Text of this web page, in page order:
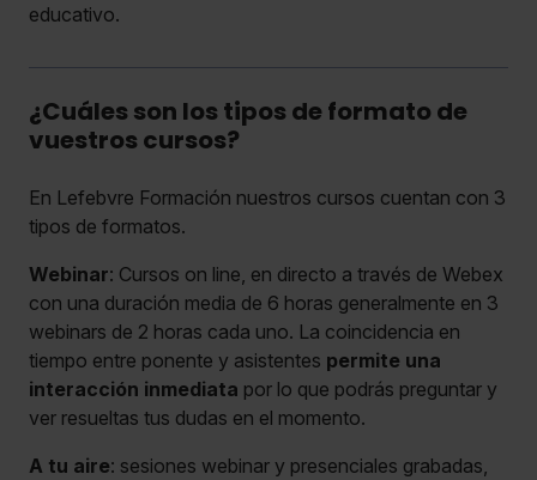
educativo.
¿Cuáles son los tipos de formato de
vuestros cursos?
En Lefebvre Formación nuestros cursos cuentan con 3
tipos de formatos.
Webinar: Cursos on line, en directo a través de Webex
con una duración media de 6 horas generalmente en 3
webinars de 2 horas cada uno. La coincidencia en
tiempo entre ponente y asistentes permite una
interacción inmediata por lo que podrás preguntar y
ver resueltas tus dudas en el momento.
A tu aire: sesiones webinar y presenciales grabadas,